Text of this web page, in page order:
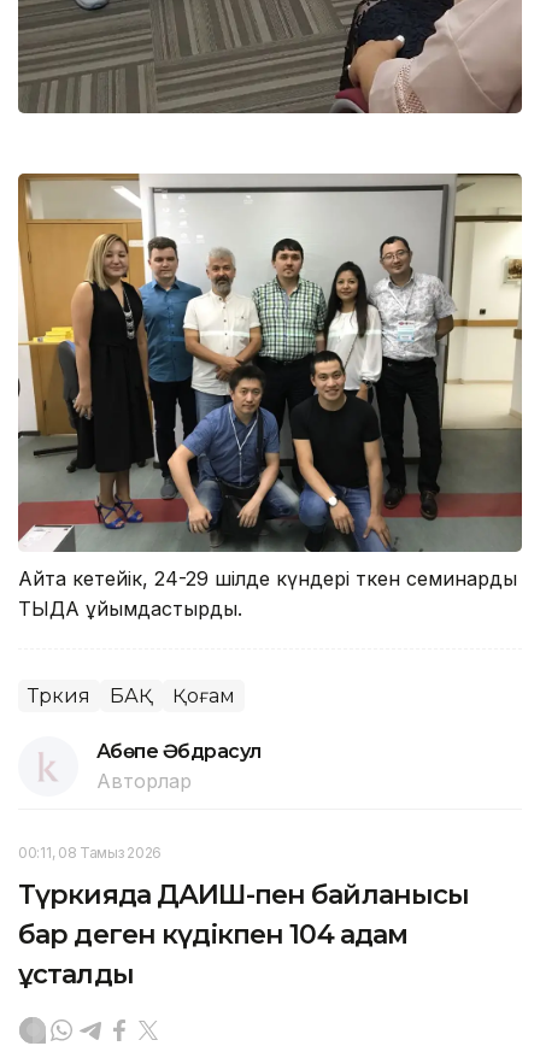
Айта кетейік, 24-29 шілде күндері өткен семинарды
ТЫДА ұйымдастырды.
Түркия БАҚ Қоғам
Ақбөпе Әбдрасул
Авторлар
00:11, 08 Тамыз 2026
Түркияда ДАИШ-пен байланысы
бар деген күдікпен 104 адам
ұсталды